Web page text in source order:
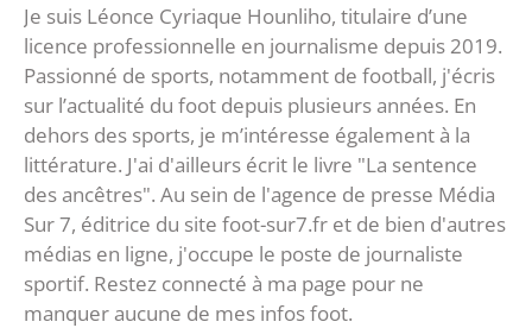
Je suis Léonce Cyriaque Hounliho, titulaire d’une
licence professionnelle en journalisme depuis 2019.
Passionné de sports, notamment de football, j'écris
sur l’actualité du foot depuis plusieurs années. En
dehors des sports, je m’intéresse également à la
littérature. J'ai d'ailleurs écrit le livre "La sentence
des ancêtres". Au sein de l'agence de presse Média
Sur 7, éditrice du site foot-sur7.fr et de bien d'autres
médias en ligne, j'occupe le poste de journaliste
sportif. Restez connecté à ma page pour ne
manquer aucune de mes infos foot.